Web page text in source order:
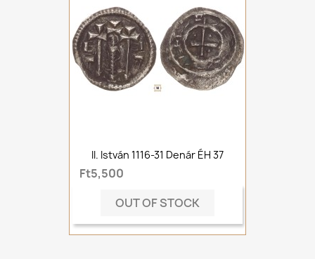
II. István 1116-31 Denár ÉH 37
Ft5,500
OUT OF STOCK